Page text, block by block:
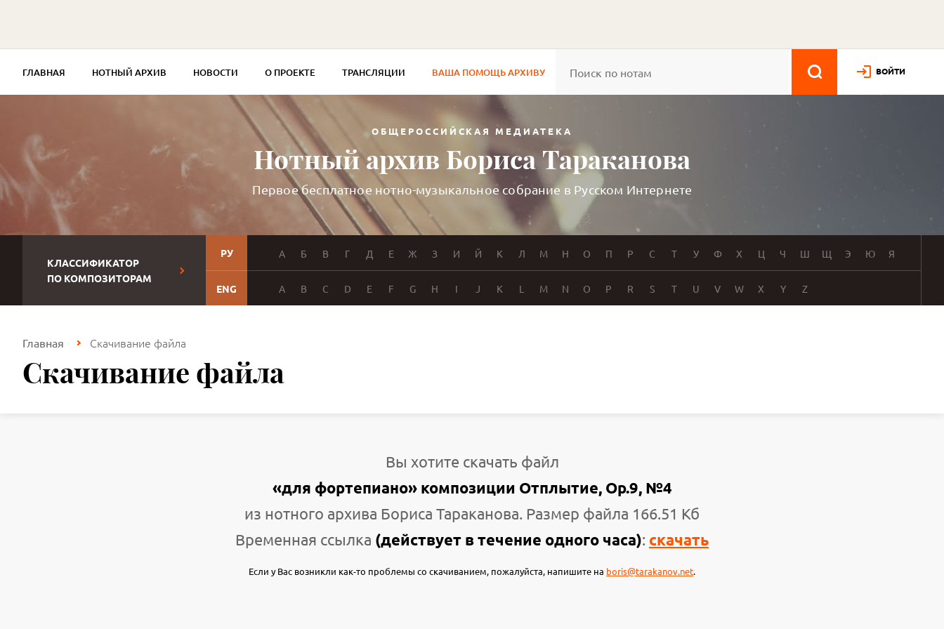
ГЛАВНАЯ НОТНЫЙ АРХИВ НОВОСТИ О ПРОЕКТЕ ТРАНСЛЯЦИИ ВАША ПОМОЩЬ АРХИВУ ВОЙТИ
ОБЩЕРОССИЙСКАЯ МЕДИАТЕКА
Нотный архив Бориса Тараканова
Первое бесплатное нотно-музыкальное собрание в Русском Интернете
КЛАССИФИКАТОР
ПО КОМПОЗИТОРАМ
РУ А Б В Г Д Е Ж З И Й К Л М Н О П Р С Т У Ф Х Ц Ч Ш Щ Э Ю Я
ENG A B C D E F G H I J K L M N O P R S T U V W X Y Z
Главная Скачивание файла
Скачивание файла
Вы хотите скачать файл
«для фортепиано» композиции Отплытие, Op.9, №4
из нотного архива Бориса Тараканова. Размер файла 166.51 Кб
Временная ссылка (действует в течение одного часа): скачать
Если у Вас возникли как-то проблемы со скачиванием, пожалуйста, напишите на boris@tarakanov.net.